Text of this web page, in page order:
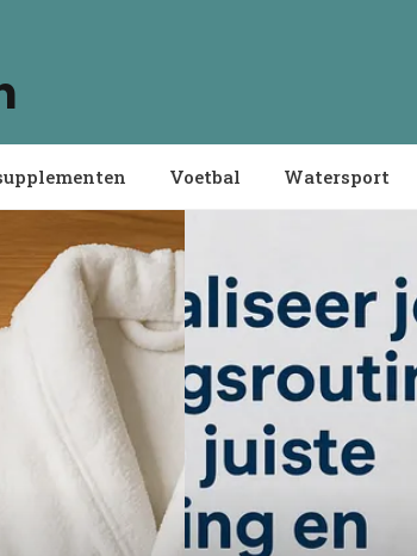
Voetbal Watersport